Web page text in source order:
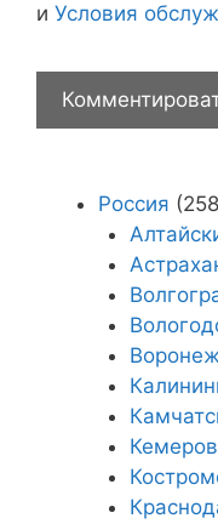
и Условия
Россия